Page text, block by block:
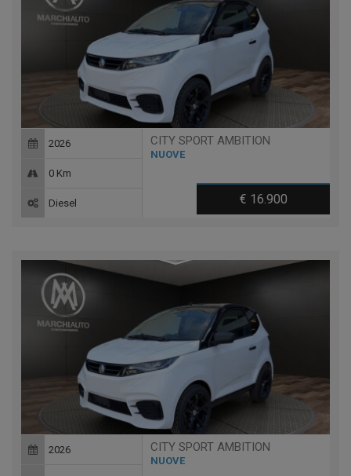
CITY SPORT AMBITION
NUOVE
€ 16.900
2026
0 Km
Diesel
CITY SPORT AMBITION
NUOVE
2026